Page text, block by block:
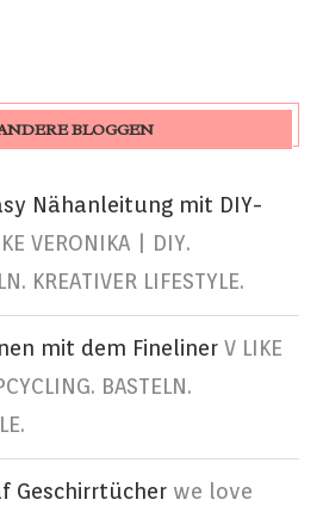
BLOGGEN
Nähanleitung mit DIY-
VERONIKA | DIY.
KREATIVER LIFESTYLE.
mit dem Fineliner V LIKE
BASTELN.
Geschirrtücher we love